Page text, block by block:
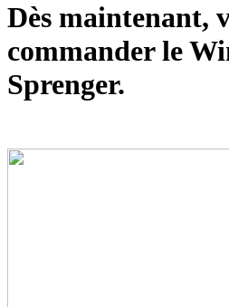
Dès maintenant,
commander le
Sprenger.